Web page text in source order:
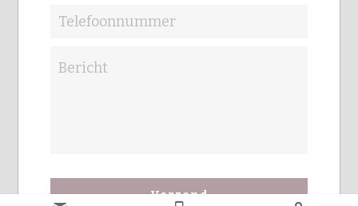
Telefoonnummer
Bericht
Verzend